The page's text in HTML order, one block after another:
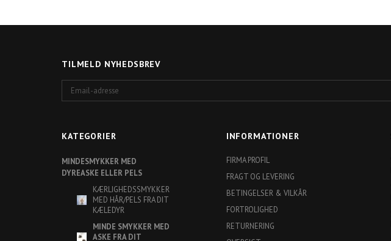
TILMELD NYHEDSBREV
adresse
KATEGORIER
MINDESMYKKER MED
DYREASKE ELLER PELS
KÆRLIGHEDSSMYKKER
MED HÅR/PELS FRA DIT
KÆLEDYR
MINDE SMYKKER MED
ASKE FRA DIT
INFORMATIONER
FIRMA PROFIL
FRAGT OG LEVERING
BETINGELSER & VILKÅR
FORTROLIGHED
RETURNERING